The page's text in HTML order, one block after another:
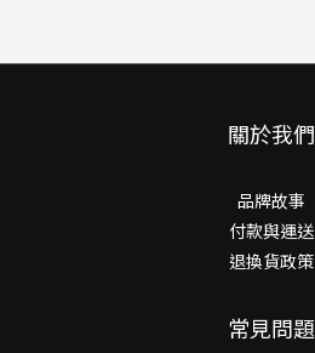
關於我們
品牌故事
付款與運送
退換貨政策
常見問題